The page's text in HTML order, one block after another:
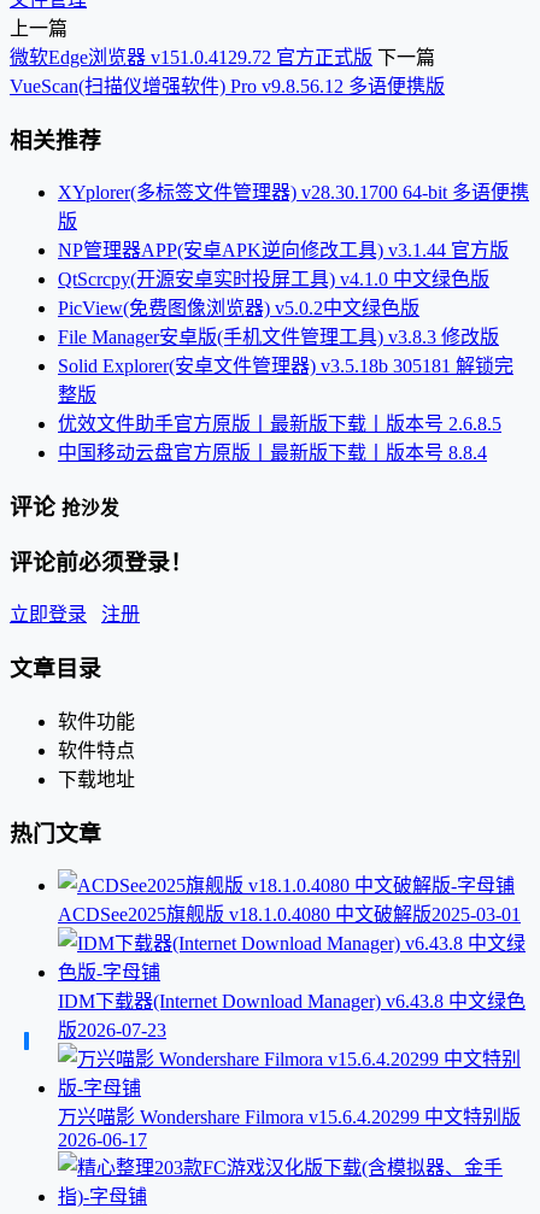
上一篇
微软Edge浏览器 v151.0.4129.72 官方正式版 下一篇
VueScan(扫描仪增强软件) Pro v9.8.56.12 多语便携版
相关推荐
XYplorer(多标签文件管理器) v28.30.1700 64-bit 多语便携
版
NP管理器APP(安卓APK逆向修改工具) v3.1.44 官方版
QtScrcpy(开源安卓实时投屏工具) v4.1.0 中文绿色版
PicView(免费图像浏览器) v5.0.2中文绿色版
File Manager安卓版(手机文件管理工具) v3.8.3 修改版
Solid Explorer(安卓文件管理器) v3.5.18b 305181 解锁完
整版
优效文件助手官方原版丨最新版下载丨版本号 2.6.8.5
中国移动云盘官方原版丨最新版下载丨版本号 8.8.4
评论 抢沙发
评论前必须登录！
立即登录 注册
文章目录
软件功能
软件特点
下载地址
热门文章
ACDSee2025旗舰版 v18.1.0.4080 中文破解版2025-03-01
IDM下载器(Internet Download Manager) v6.43.8 中文绿色
版2026-07-23
万兴喵影 Wondershare Filmora v15.6.4.20299 中文特别版
2026-06-17